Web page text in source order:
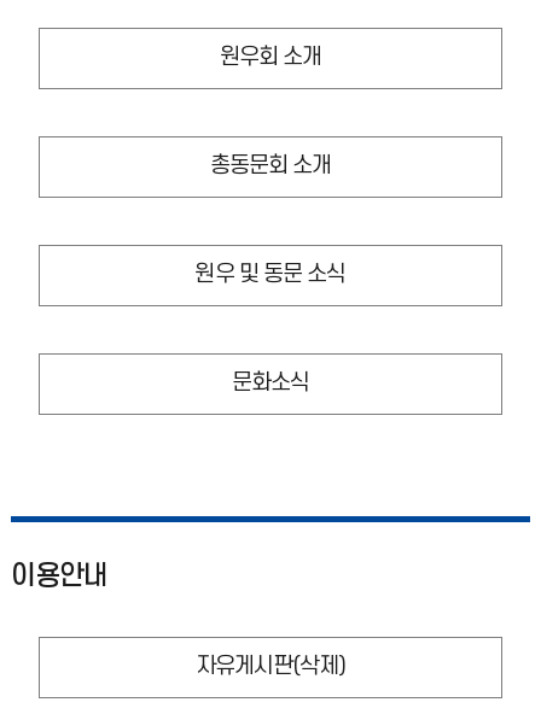
원우회 소개
총동문회 소개
원우 및 동문 소식
문화소식
이용안내
자유게시판(삭제)